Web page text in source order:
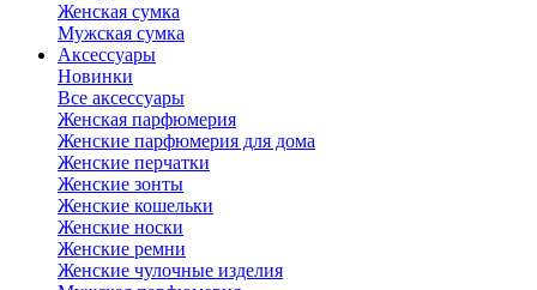
Женская сумка
Мужская сумка
Аксессуары
Новинки
Все аксессуары
Женская парфюмерия
Женские парфюмерия для дома
Женские перчатки
Женские зонты
Женские кошельки
Женские носки
Женские ремни
Женские чулочные изделия